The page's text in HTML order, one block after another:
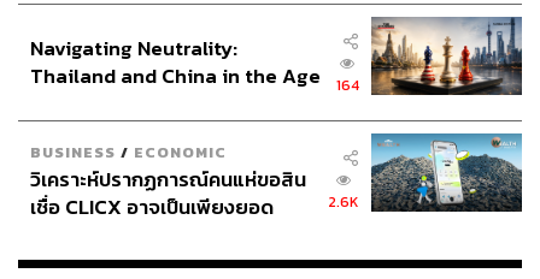
Navigating Neutrality:
Thailand and China in the Age
164
BUSINESS / ECONOMIC
วิเคราะห์ปรากฏการณ์คนแห่ขอสิน
เชื่อ CLICX อาจเป็นเพียงยอด
เรือนไทยที่ถูกซุกไว้
2.6K